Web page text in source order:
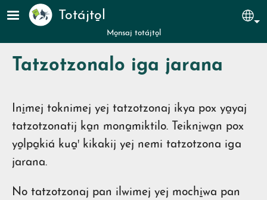
Pasar al contenido principal
Totájto̱l
Mo̱nsaj totájto̱l
Tatzotzonalo iga jarana
Ini̱mej toknimej yej tatzotzonaj ikya pox ya̱yaj
tatzotzonatij ka̱n mona̱miktilo. Teikni̱wa̱n pox
yo̱lpa̱kiá kua̱ꞌ kikakij yej nemi tatzotzona iga
jarana.
No tatzotzonaj pan ilwimej yej mochi̱wa pan